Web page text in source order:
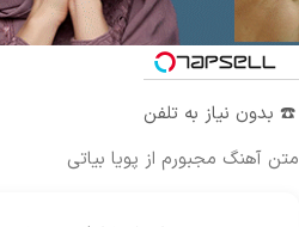
متن آهنگ مجبورم از پویا بیاتی